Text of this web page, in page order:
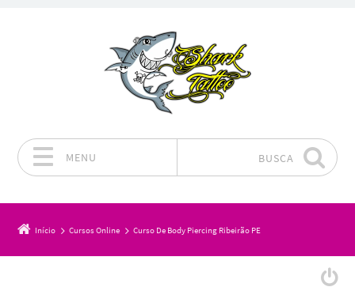
MENU BUSCA
Início Cursos Online Curso De Body Piercing Ribeirão PE